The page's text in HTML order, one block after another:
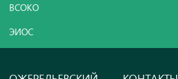
ВСОКО
ЭИОС